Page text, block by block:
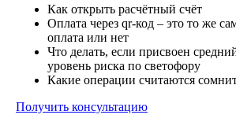
Как открыть расчётный счёт
Оплата через qr-код – это то же
оплата или нет
Что делать, если присвоен
уровень риска по светофору
Какие операции считаются
Получить консультацию